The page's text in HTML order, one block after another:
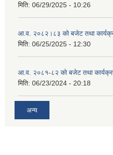
मिति: 06/29/2025 - 10:26
आ.व. २०८२।८३ को बजेट तथा
मिति: 06/25/2025 - 12:30
आ.व. २०८१-८२ को बजेट तथा
मिति: 06/23/2024 - 20:18
अन्य